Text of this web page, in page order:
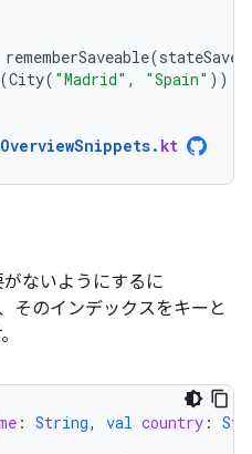
rememberSaveable(stateSaver
(City( "Madrid" , "Spain" ))
. kt
ないようにするに
そのインデックスをキーと
: String, val country :